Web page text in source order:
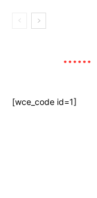
[wce_code id=1]